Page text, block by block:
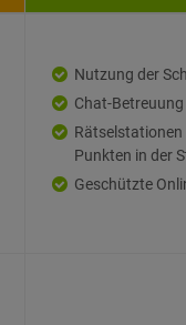
Nutzung der
Chat-
Punkten in der
Geschützte